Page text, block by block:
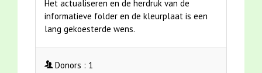
Het actualiseren en de herdruk van de
informatieve folder en de kleurplaat is een
lang gekoesterde wens.
Donors : 1